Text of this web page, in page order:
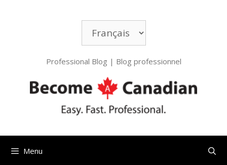
Choisir
une
langue
Professional Blog | Blog professionnel
Menu